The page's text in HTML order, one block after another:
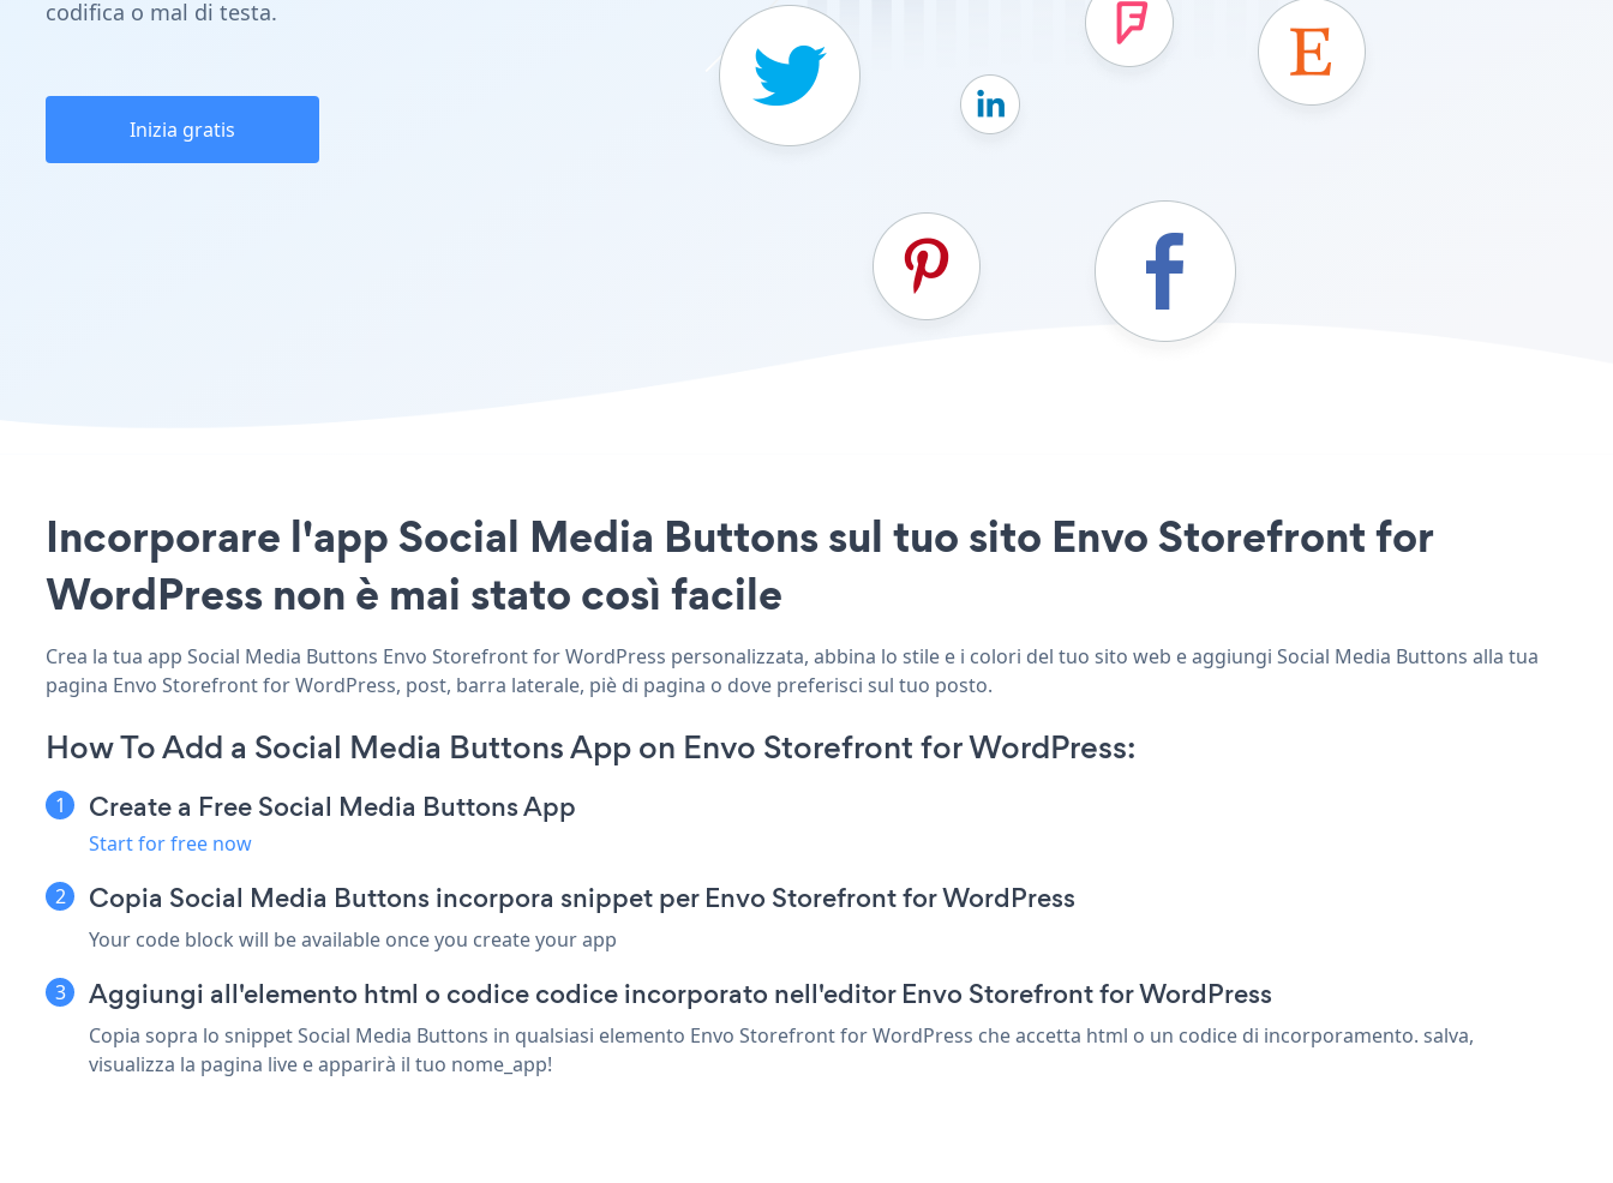
codifica o mal di testa.
Inizia gratis
Incorporare l'app Social Media Buttons sul tuo sito Envo Storefront for
WordPress non è mai stato così facile
Crea la tua app Social Media Buttons Envo Storefront for WordPress personalizzata, abbina lo stile e i colori del tuo sito web e aggiungi Social Media Buttons alla tua
pagina Envo Storefront for WordPress, post, barra laterale, piè di pagina o dove preferisci sul tuo posto.
How To Add a Social Media Buttons App on Envo Storefront for WordPress:
Create a Free Social Media Buttons App
Start for free now
Copia Social Media Buttons incorpora snippet per Envo Storefront for WordPress
Your code block will be available once you create your app
Aggiungi all'elemento html o codice codice incorporato nell'editor Envo Storefront for WordPress
Copia sopra lo snippet Social Media Buttons in qualsiasi elemento Envo Storefront for WordPress che accetta html o un codice di incorporamento. salva,
visualizza la pagina live e apparirà il tuo nome_app!